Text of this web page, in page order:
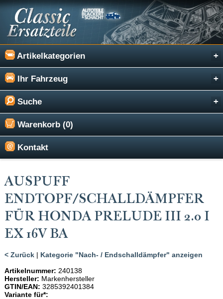
Artikelkategorien
Ihr Fahrzeug
Suche
Warenkorb (0)
Kontakt
AUSPUFF
ENDTOPF/SCHALLDÄMPFER
FÜR HONDA PRELUDE III 2.0 I
EX 16V BA
< Zurück| Kategorie "Nach- / Endschalldämpfer" anzeigen
Artikelnummer: 240138
Hersteller: Markenhersteller
GTIN/EAN: 3285392401384
Variante für*: